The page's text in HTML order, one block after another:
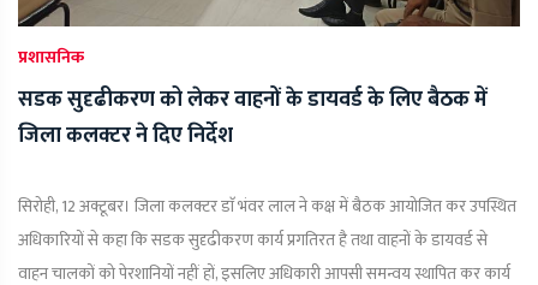
प्रशासनिक
सडक सुदृढीकरण को लेकर वाहनों के डायवर्ड के लिए बैठक में
जिला कलक्टर ने दिए निर्देश
सिरोही, 12 अक्टूबर। जिला कलक्टर डाॅ भंवर लाल ने कक्ष में बैठक आयोजित कर उपस्थित
अधिकारियों से कहा कि सडक सुदृढीकरण कार्य प्रगतिरत है तथा वाहनों के डायवर्ड से
वाहन चालकों को पेरशानियों नहीं हों, इसलिए अधिकारी आपसी समन्वय स्थापित कर कार्य